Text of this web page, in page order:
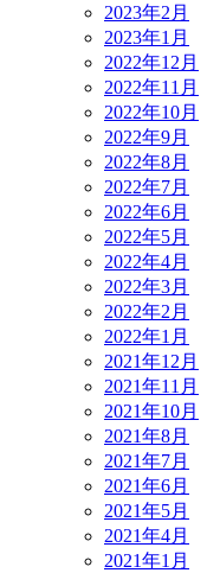
2023年2月
2023年1月
2022年12月
2022年11月
2022年10月
2022年9月
2022年8月
2022年7月
2022年6月
2022年5月
2022年4月
2022年3月
2022年2月
2022年1月
2021年12月
2021年11月
2021年10月
2021年8月
2021年7月
2021年6月
2021年5月
2021年4月
2021年1月